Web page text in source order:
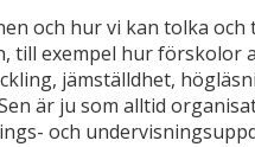
och hur vi kan tolka
till exempel hur förskolor
jämställdhet,
är ju som alltid
och